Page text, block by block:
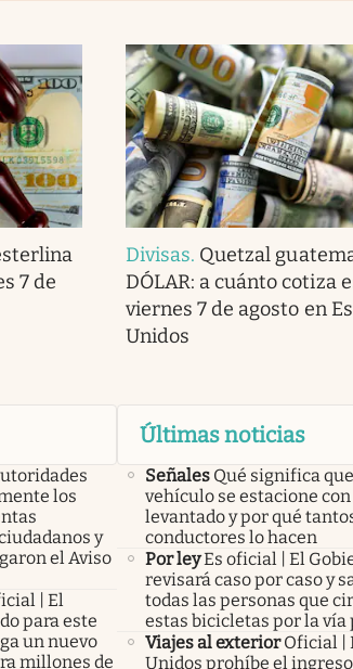
7 de
Divisas. Quetzal
DÓLAR: a cuánto cotiza
viernes 7 de agosto en
Unidos
los
y
el Aviso
| El
para este
un nuevo
millones de
Últimas noticias
Señales Qué significa
vehículo se estacione
levantado y por qué
conductores lo hacen
Por leyEs oficial | El
revisará caso por caso y
todas las personas que
estas bicicletas por la vía
Viajes al exterior Oficial |
Unidos prohíbe el